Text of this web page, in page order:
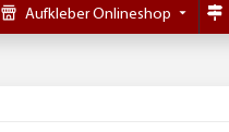
Aufkleber Onlineshop